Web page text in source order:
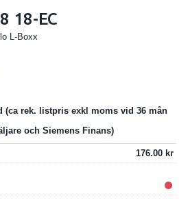
18-EC
L-Boxx
176.00